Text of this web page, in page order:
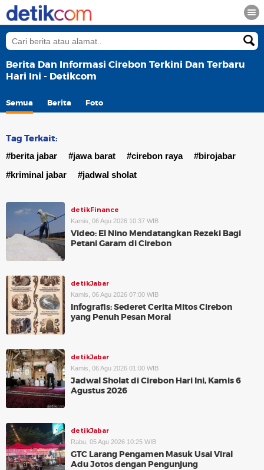
Berita Dan Informasi Cirebon Terkini Dan Terbaru
Hari Ini - Detikcom
Semua Berita Foto
Tag Terkait:
#berita jabar #jawa barat #cirebon raya
#birojabar
#kriminal jabar
#jadwal sholat
detikFinance
Kamis, 06 Agu 2026 10:37 WIB
Video: El Nino Mendatangkan Rezeki Bagi
Petani Garam di Cirebon
detikJabar
Kamis, 06 Agu 2026 07:00 WIB
Infografis: Sederet Cerita Mitos Cirebon
yang Penuh Pesan Moral
detikJabar
Kamis, 06 Agu 2026 01:00 WIB
Jadwal Sholat di Cirebon Hari Ini, Kamis 6
Agustus 2026
detikJabar
Rabu, 05 Agu 2026 10:25 WIB
GTC Larang Pengamen Masuk Usai Viral
Adu Jotos dengan Pengunjung